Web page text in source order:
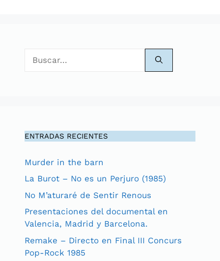
ENTRADAS RECIENTES
Murder in the barn
La Burot – No es un Perjuro (1985)
No M’aturaré de Sentir Renous
Presentaciones del documental en
Valencia, Madrid y Barcelona.
Remake – Directo en Final III Concurs
Pop-Rock 1985